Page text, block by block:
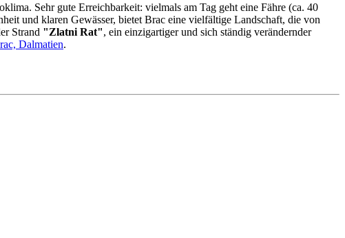
Sehr gute Erreichbarkeit: vielmals am Tag geht eine Fähre (ca. 40
und klaren Gewässer, bietet Brac eine vielfältige Landschaft, die von
Strand "Zlatni Rat", ein einzigartiger und sich ständig verändernder
Dalmatien.